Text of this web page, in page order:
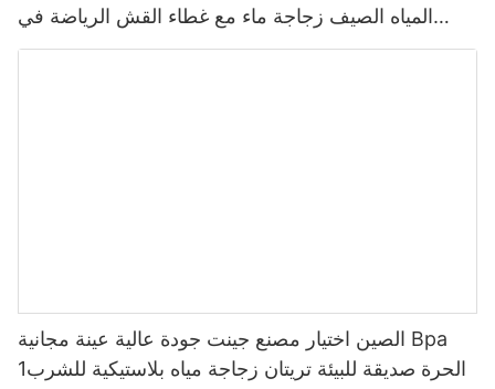
المياه الصيف زجاجة ماء مع غطاء القش الرياضة في
الهواء الطلق زجاجة ماء بلاستيكية 2022
الصين اختيار مصنع جينت جودة عالية عينة مجانية Bpa
الحرة صديقة للبيئة تريتان زجاجة مياه بلاستيكية للشرب1